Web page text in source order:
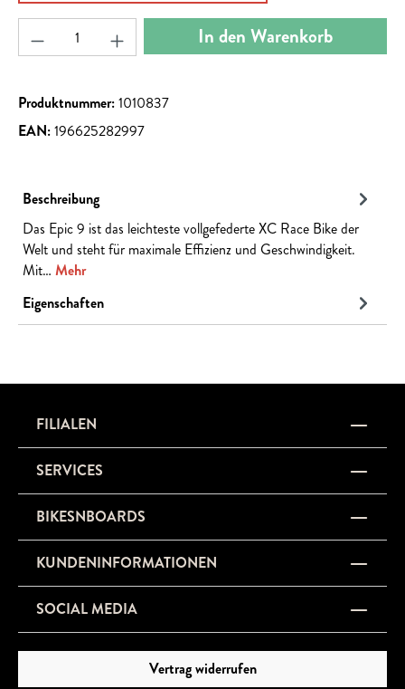
Produkt Anzahl: Gib den gewünschten Wert ein
In den Warenkorb
Produktnummer:1010837
EAN:196625282997
Beschreibung
Das Epic 9 ist das leichteste vollgefederte XC Race Bike der
Welt und steht für maximale Effizienz und Geschwindigkeit.
Mit… Mehr
Eigenschaften
FILIALEN
SERVICES
BIKESNBOARDS
KUNDENINFORMATIONEN
SOCIAL MEDIA
Vertrag widerrufen